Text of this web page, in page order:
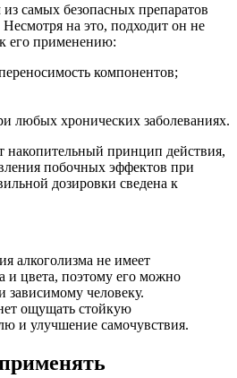
самых безопасных препаратов
Несмотря на это, подходит он не
его применению:
компонентов;
любых хронических заболеваниях.
накопительный принцип действия,
побочных эффектов при
дозировки сведена к
алкоголизма не имеет
и цвета, поэтому его можно
зависимому человеку.
ощущать стойкую
и улучшение самочувствия.